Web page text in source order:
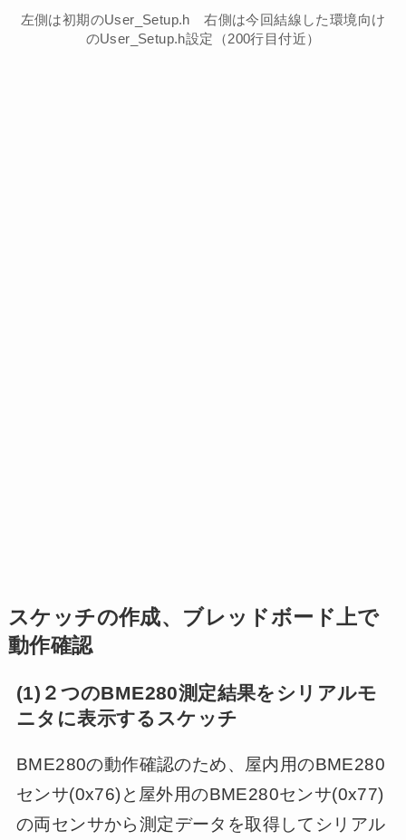
左側は初期のUser_Setup.h 右側は今回結線した環境向け
のUser_Setup.h設定（200行目付近）
スケッチの作成、ブレッドボード上で
動作確認
(1)２つのBME280測定結果をシリアルモ
ニタに表示するスケッチ
BME280の動作確認のため、屋内用のBME280
センサ(0x76)と屋外用のBME280センサ(0x77)
の両センサから測定データを取得してシリアル